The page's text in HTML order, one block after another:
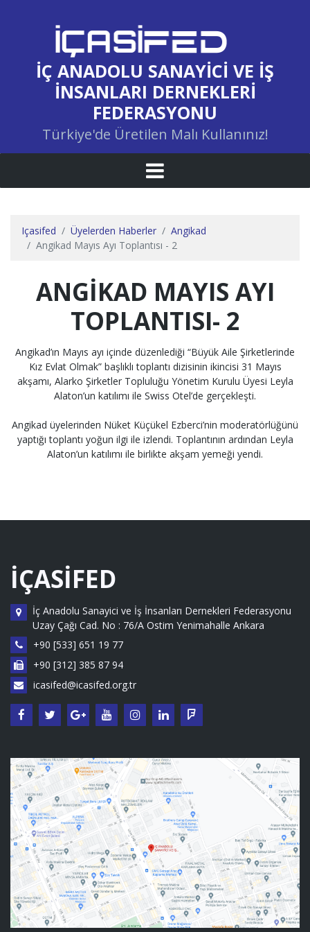
İÇ ANADOLU SANAYICI VE İŞ
İNSANLARI DERNEKLERI
FEDERASYONU
Türkiye'de Üretilen Malı Kullanınız!
Içasifed Üyelerden Haberler
Angikad
Angikad Mayıs Ayı Toplantısı - 2
ANGIKAD MAYIS AYI
TOPLANTISI- 2
Angikad’ın Mayıs ayı içinde düzenlediği “Büyük Aile Şirketlerinde
Kız Evlat Olmak” başlıklı toplantı dizisinin ikincisi 31 Mayıs
akşamı, Alarko Şirketler Topluluğu Yönetim Kurulu Üyesi Leyla
Alaton’un katılımı ile Swiss Otel’de gerçekleşti.
Angikad üyelerinden Nüket Küçükel Ezberci’nin moderatörlüğünü
yaptığı toplantı yoğun ilgi ile izlendi. Toplantının ardından Leyla
Alaton’un katılımı ile birlikte akşam yemeği yendi.
İÇASİFED
İç Anadolu Sanayici ve İş İnsanları Dernekleri Federasyonu
Uzay Çağı Cad. No : 76/A Ostim Yenimahalle Ankara
+90 [533] 651 19 77
+90 [312] 385 87 94
icasifed@icasifed.org.tr